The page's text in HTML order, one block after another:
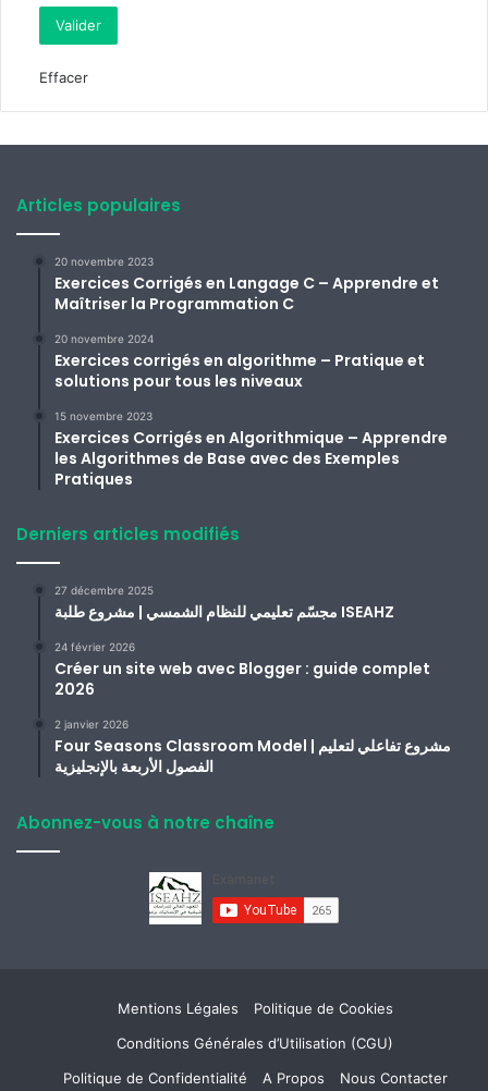
Effacer
Articles populaires
20 novembre 2023
Exercices Corrigés en Langage C – Apprendre et
Maîtriser la Programmation C
20 novembre 2024
Exercices corrigés en algorithme – Pratique et
solutions pour tous les niveaux
15 novembre 2023
Exercices Corrigés en Algorithmique – Apprendre
les Algorithmes de Base avec des Exemples
Pratiques
Derniers articles modifiés
27 décembre 2025
مجسّم تعليمي للنظام الشمسي | مشروع طلبة ISEAHZ
24 février 2026
Créer un site web avec Blogger : guide complet
2026
2 janvier 2026
Four Seasons Classroom Model | مشروع تفاعلي لتعليم
الفصول الأربعة بالإنجليزية
Abonnez-vous à notre chaîne
Mentions Légales
Politique de Cookies
Conditions Générales d’Utilisation (CGU)
Politique de Confidentialité
A Propos Nous Contacter